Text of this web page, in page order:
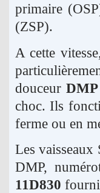
primaire
(ZSP).
A cette
douceurDMP
choc. Ils
ferme ou en
Les vaisseaux
DMP,
11D830